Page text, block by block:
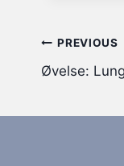
PREVIOUS
Øvelse: